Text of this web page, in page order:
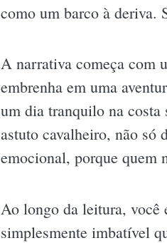
como um barco à deriva.
A narrativa começa com
embrenha em uma
um dia tranquilo na costa
astuto cavalheiro, não só
emocional, porque quem
Ao longo da leitura, você
simplesmente imbatível